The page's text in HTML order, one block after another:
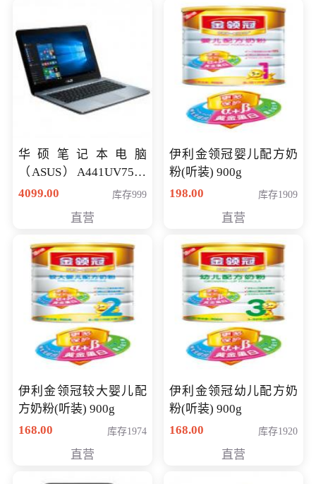
华硕笔记本电脑
（ASUS）A441UV7500
顽石（7代i7-7500U 4G
4099.00 库存999
直营
伊利金领冠婴儿配方奶
粉(听装) 900g
198.00
库存1909
直营
伊利金领冠较大婴儿配
方奶粉(听装) 900g
168.00
库存1974
直营
伊利金领冠幼儿配方奶
粉(听装) 900g
168.00
库存1920
直营